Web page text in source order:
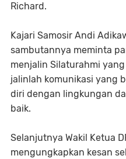
Richard.
Kajari Samosir Andi
sambutannya meminta
menjalin Silaturahmi
jalinlah komunikasi yang
diri dengan lingkungan
baik.
Selanjutnya Wakil Ketua
mengungkapkan kesan